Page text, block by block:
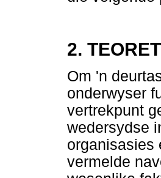
2.
Om 'n
onderwyser
vertrekpunt
wedersydse
organisasies
vermelde